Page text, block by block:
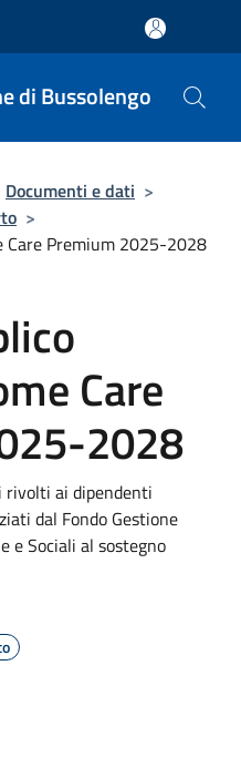
di Bussolengo
Documenti e dati >
>
Care Premium 2025-2028
Care
2028
ai dipendenti
dal Fondo Gestione
e Sociali al sostegno